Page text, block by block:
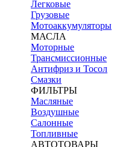
Легковые
Грузовые
Мотоаккумуляторы
МАСЛА
Моторные
Трансмиссионные
Антифриз и Тосол
Смазки
ФИЛЬТРЫ
Масляные
Воздушные
Салонные
Топливные
АВТОТОВАРЫ